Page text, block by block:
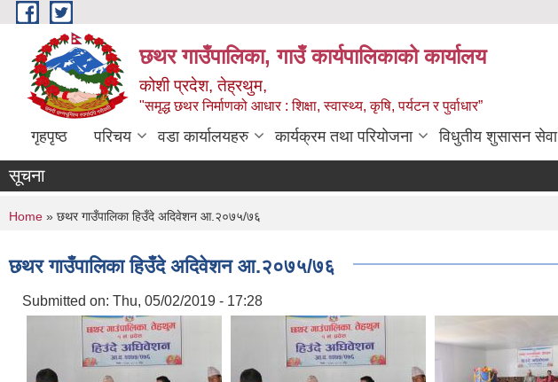
Skip to main content
छथर गाउँपालिका, गाउँ कार्यपालिकाको कार्यालय
कोशी प्रदेश, तेह्रथुम,
"समृद्ध छथर निर्माणको आधार : शिक्षा, स्वास्थ्य, कृषि, पर्यटन र पुर्वाधार”
गृहपृष्ठ परिचय वडा कार्यालयहरु कार्यक्रम तथा परियोजना विधुतीय शुसासन सेवा
सूचना
You are here
Home » छथर गाउँपालिका हिउँदे अदिवेशन आ.२०७५/७६
छथर गाउँपालिका हिउँदे अदिवेशन आ.२०७५/७६
Submitted on: Thu, 05/02/2019 - 17:28